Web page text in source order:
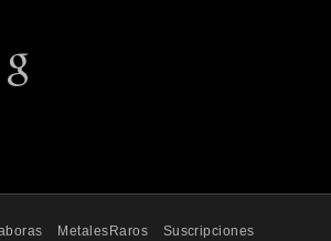
MetalesRaros Suscripciones